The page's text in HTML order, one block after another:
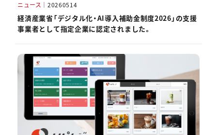
ニュース ｜ 20260514
経済産業省「デジタル化・AI導入補助金制度2026」の支援
事業者として指定企業に認定されました。